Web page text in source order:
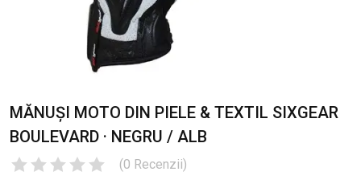
MĂNUȘI MOTO DIN PIELE & TEXTIL SIXGEAR
BOULEVARD · NEGRU / ALB
(0 Recenzii)